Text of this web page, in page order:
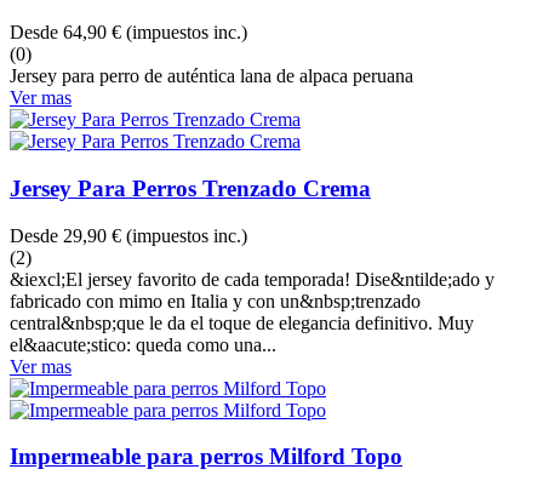
Desde 64,90 € (impuestos inc.)
(0)
Jersey para perro de auténtica lana de alpaca peruana
Ver mas
Jersey Para Perros Trenzado Crema
Desde 29,90 € (impuestos inc.)
(2)
&iexcl;El jersey favorito de cada temporada! Dise&ntilde;ado y
fabricado con mimo en Italia y con un&nbsp;trenzado
central&nbsp;que le da el toque de elegancia definitivo. Muy
el&aacute;stico: queda como una...
Ver mas
Impermeable para perros Milford Topo